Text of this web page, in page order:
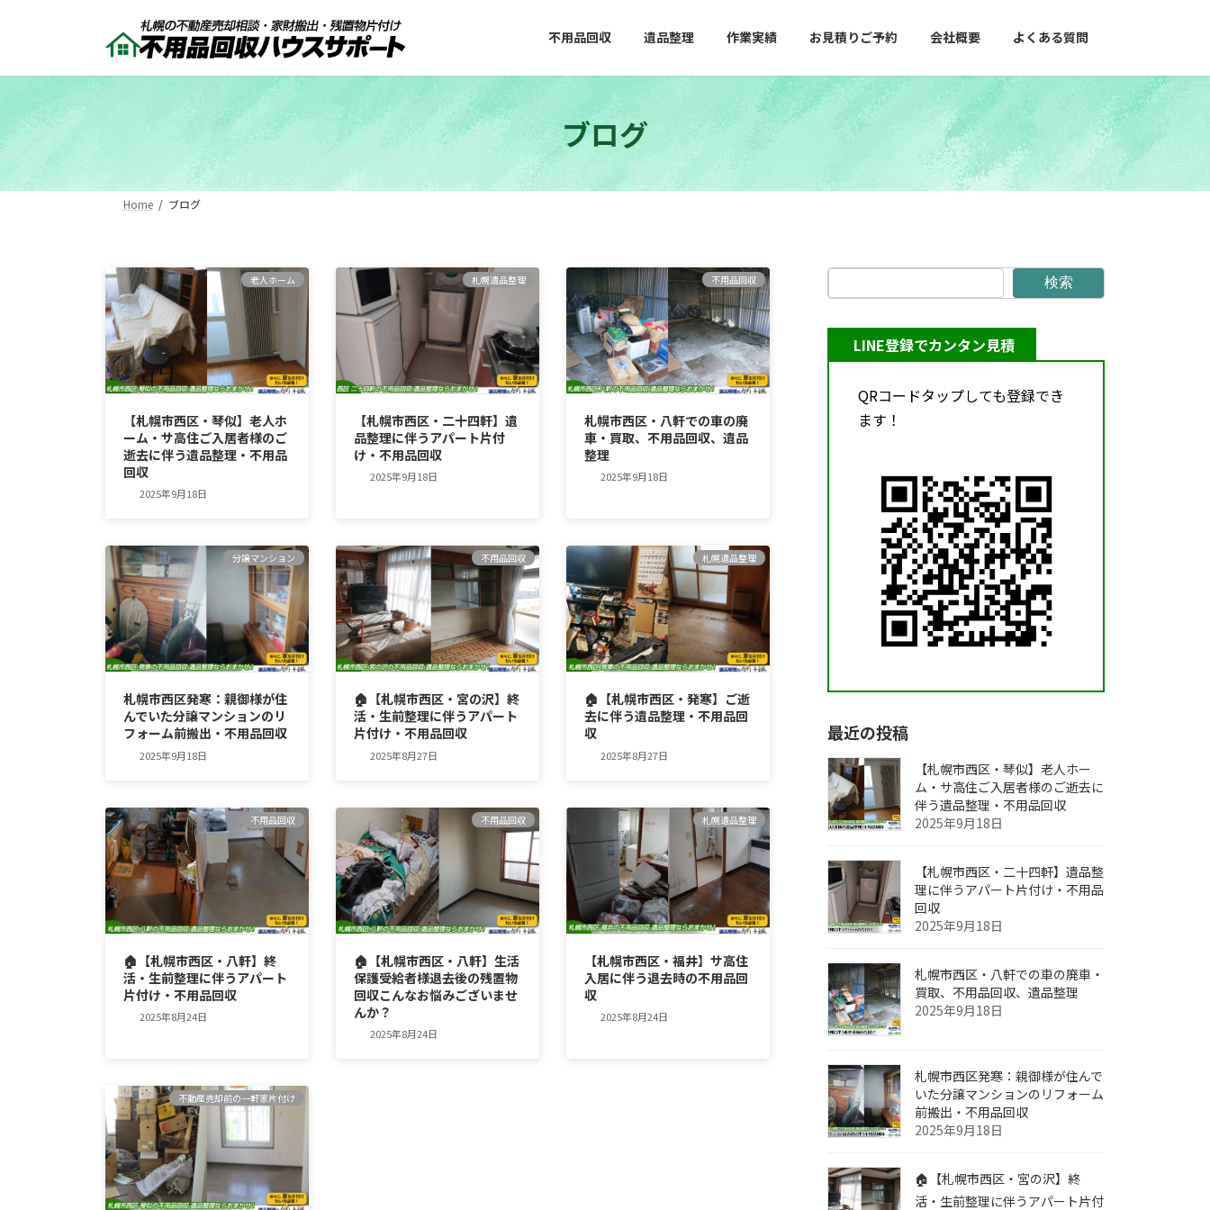
ン
ー
不用品回収 遺品整理 作業実績 お見積りご予約 会社概要 よくある質問
ブログ
Home ブログ
老人ホーム
【札幌市西区・琴似】老人ホ
ーム・サ高住ご入居者様のご
逝去に伴う遺品整理・不用品
回収
2025年9月18日
札幌遺品整理
【札幌市西区・二十四軒】遺
品整理に伴うアパート片付
け・不用品回収
2025年9月18日
不用品回収
札幌市西区・八軒での車の廃
車・買取、不用品回収、遺品
整理
2025年9月18日
分譲マンション
札幌市西区発寒：親御様が住
んでいた分譲マンションのリ
フォーム前搬出・不用品回収
2025年9月18日
不用品回収
🏠【札幌市西区・宮の沢】終
活・生前整理に伴うアパート
片付け・不用品回収
2025年8月27日
札幌遺品整理
🏠【札幌市西区・発寒】ご逝
去に伴う遺品整理・不用品回
収
2025年8月27日
不用品回収
🏠【札幌市西区・八軒】終
活・生前整理に伴うアパート
片付け・不用品回収
2025年8月24日
不用品回収
🏠【札幌市西区・八軒】生活
保護受給者様退去後の残置物
回収こんなお悩みございませ
んか？
2025年8月24日
札幌遺品整理
【札幌市西区・福井】サ高住
入居に伴う退去時の不用品回
収
2025年8月24日
不動産売却前の一軒家片付け
検索
LINE登録でカンタン見積
QRコードタップしても登録でき
ます！
最近の投稿
【札幌市西区・琴似】老人ホー
ム・サ高住ご入居者様のご逝去に
伴う遺品整理・不用品回収
2025年9月18日
【札幌市西区・二十四軒】遺品整
理に伴うアパート片付け・不用品
回収
2025年9月18日
札幌市西区・八軒での車の廃車・
買取、不用品回収、遺品整理
2025年9月18日
札幌市西区発寒：親御様が住んで
いた分譲マンションのリフォーム
前搬出・不用品回収
2025年9月18日
🏠【札幌市西区・宮の沢】終
活・生前整理に伴うアパート片付